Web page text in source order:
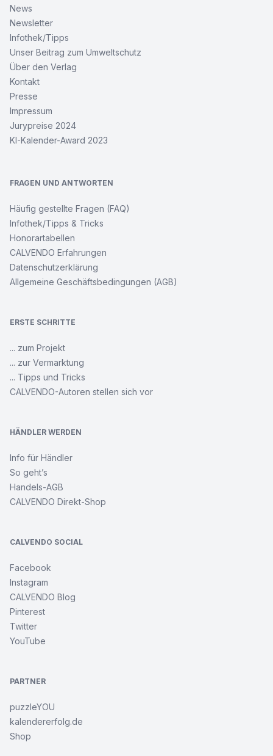
News
Newsletter
Infothek/Tipps
Unser Beitrag zum Umweltschutz
Über den Verlag
Kontakt
Presse
Impressum
Jurypreise 2024
KI-Kalender-Award 2023
FRAGEN UND ANTWORTEN
Häufig gestellte Fragen (FAQ)
Infothek/Tipps & Tricks
Honorartabellen
CALVENDO Erfahrungen
Datenschutzerklärung
Allgemeine Geschäftsbedingungen (AGB)
ERSTE SCHRITTE
... zum Projekt
... zur Vermarktung
... Tipps und Tricks
CALVENDO-Autoren stellen sich vor
HÄNDLER WERDEN
Info für Händler
So geht’s
Handels-AGB
CALVENDO Direkt-Shop
CALVENDO SOCIAL
Facebook
Instagram
CALVENDO Blog
Pinterest
Twitter
YouTube
PARTNER
puzzleYOU
kalendererfolg.de
Shop